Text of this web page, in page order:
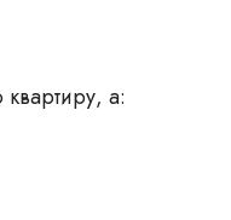
квартиру, а: